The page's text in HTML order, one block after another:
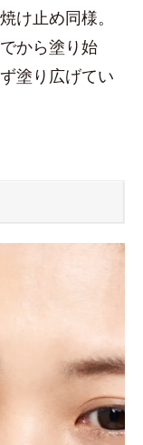
け止め同様。
から塗り始
塗り広げてい